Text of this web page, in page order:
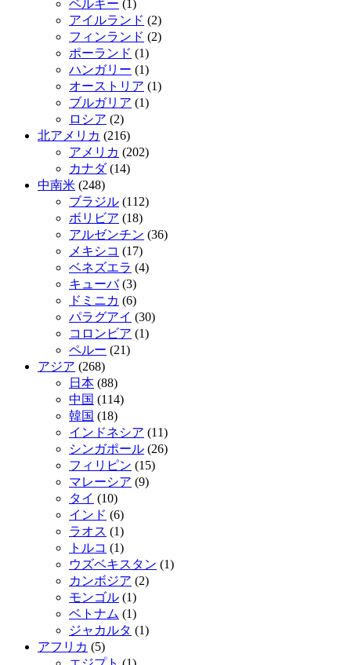
ベルギー (1)
アイルランド (2)
フィンランド (2)
ポーランド (1)
ハンガリー (1)
オーストリア (1)
ブルガリア (1)
ロシア (2)
北アメリカ (216)
アメリカ (202)
カナダ(14)
中南米 (248)
ブラジル (112)
ボリビア (18)
アルゼンチン (36)
メキシコ (17)
ベネズエラ (4)
キューバ(3)
ドミニカ (6)
パラグアイ (30)
コロンビア (1)
ペルー (21)
アジア (268)
日本 (88)
中国 (114)
韓国 (18)
インドネシア (11)
シンガポール (26)
フィリピン (15)
マレーシア (9)
タイ (10)
インド (6)
ラオス (1)
トルコ (1)
ウズベキスタン (1)
カンボジア (2)
モンゴル (1)
ベトナム (1)
ジャカルタ (1)
アフリカ (5)